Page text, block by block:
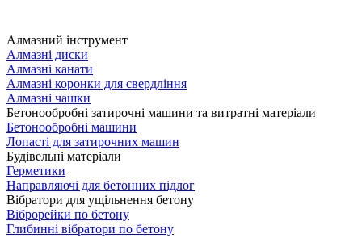
Алмазний інструмент
Алмазні диски
Алмазні канати
Алмазні коронки для свердління
Алмазні чашки
Бетонообробні затирочні машини та витратні матеріали
Бетонообробні машини
Лопасті для затирочних машин
Будівельні матеріали
Герметики
Направляючі для бетонних підлог
Вібратори для ущільнення бетону
Віброрейки по бетону
Глибинні вібратори по бетону